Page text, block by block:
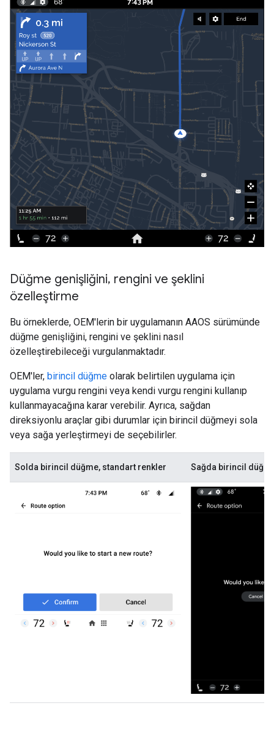
Düğme genişliğini, rengini ve şeklini
özelleştirme
Bu örneklerde, OEM'lerin bir uygulamanın AAOS sürümünde
düğme genişliğini, rengini ve şeklini nasıl
özelleştirebileceği vurgulanmaktadır.
OEM'ler, birincil düğme olarak belirtilen uygulama için
uygulama vurgu rengini veya kendi vurgu rengini kullanıp
kullanmayacağına karar verebilir. Ayrıca, sağdan
direksiyonlu araçlar gibi durumlar için birincil düğmeyi sola
veya sağa yerleştirmeyi de seçebilirler.
Solda birincil düğme, standart renkler Sağda birincil